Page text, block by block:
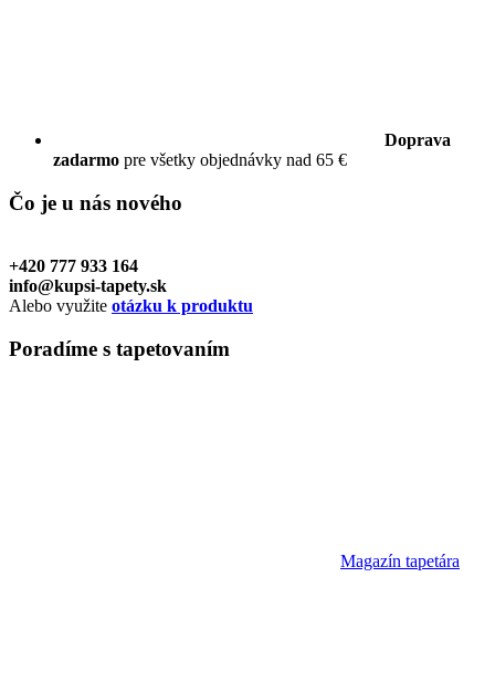
Doprava
zadarmo pre všetky objednávky nad 65 €
Čo je u nás nového
+420 777 933 164
info@kupsi-tapety.sk
Alebo využite otázku k produktu
Poradíme s tapetovaním
Magazín tapetára